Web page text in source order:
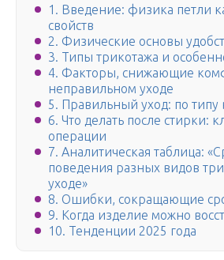
1. Введение: физика петли
свойств
2. Физические основы
3. Типы трикотажа и
4. Факторы, снижающие
неправильном уходе
5. Правильный уход: по типу
6. Что делать после стирки:
операции
7. Аналитическая таблица:
поведения разных видов
уходе»
8. Ошибки, сокращающие
9. Когда изделие можно
10. Тенденции 2025 года